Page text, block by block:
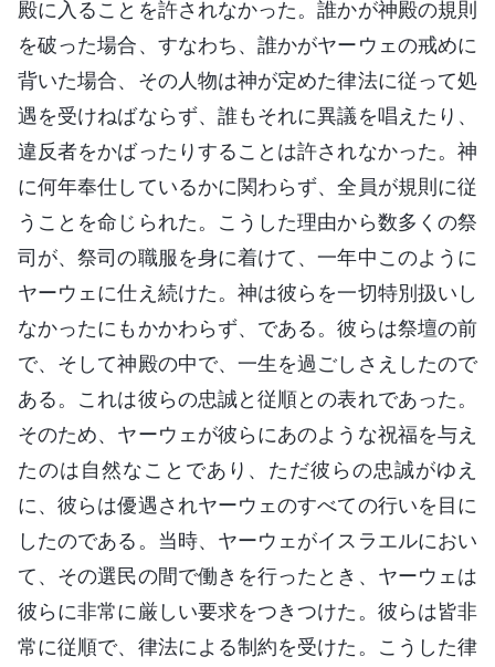
殿に入ることを許されなかった。誰かが神殿の規則
を破った場合、すなわち、誰かがヤーウェの戒めに
背いた場合、その人物は神が定めた律法に従って処
遇を受けねばならず、誰もそれに異議を唱えたり、
違反者をかばったりすることは許されなかった。神
に何年奉仕しているかに関わらず、全員が規則に従
うことを命じられた。こうした理由から数多くの祭
司が、祭司の職服を身に着けて、一年中このように
ヤーウェに仕え続けた。神は彼らを一切特別扱いし
なかったにもかかわらず、である。彼らは祭壇の前
で、そして神殿の中で、一生を過ごしさえしたので
ある。これは彼らの忠誠と従順との表れであった。
そのため、ヤーウェが彼らにあのような祝福を与え
たのは自然なことであり、ただ彼らの忠誠がゆえ
に、彼らは優遇されヤーウェのすべての行いを目に
したのである。当時、ヤーウェがイスラエルにおい
て、その選民の間で働きを行ったとき、ヤーウェは
彼らに非常に厳しい要求をつきつけた。彼らは皆非
常に従順で、律法による制約を受けた。こうした律